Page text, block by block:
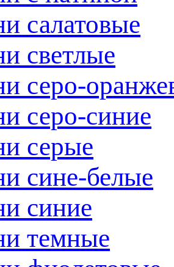
салатовые
светлые
серо-
серо-синие
серые
сине-белые
синие
темные